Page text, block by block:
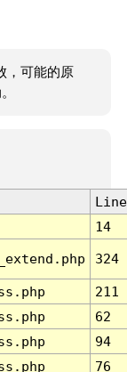
，可能的原
Line
14
324
211
62
94
76